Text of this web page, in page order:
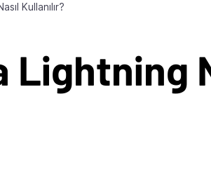
Kullanılır?
Lightning